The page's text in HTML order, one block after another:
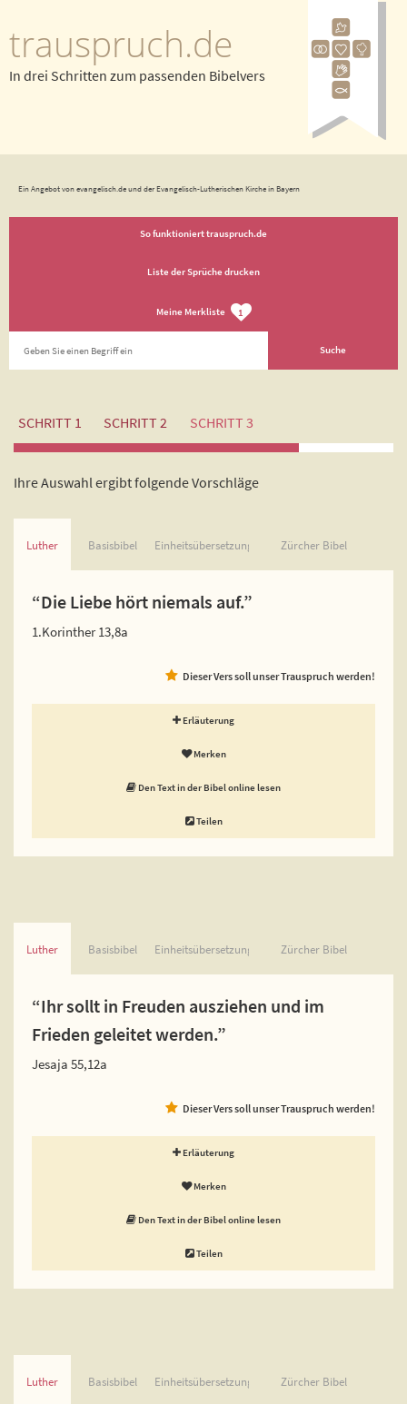
trauspruch.de
In drei Schritten zum passenden Bibelvers
Ein Angebot von evangelisch.de und der Evangelisch-Lutherischen Kirche in Bayern
So funktioniert trauspruch.de
Liste der Sprüche drucken
Meine Merkliste 1
SCHRITT 1 SCHRITT 2 SCHRITT 3
Ihre Auswahl ergibt folgende Vorschläge
Luther Basisbibel Einheitsübersetzung Zürcher Bibel
“Die Liebe hört niemals auf.”
1.Korinther 13,8a
Dieser Vers soll unser Trauspruch werden!
Erläuterung
Merken
Den Text in der Bibel online lesen
Teilen
Luther Basisbibel Einheitsübersetzung Zürcher Bibel
“Ihr sollt in Freuden ausziehen und im
Frieden geleitet werden.”
Jesaja 55,12a
Dieser Vers soll unser Trauspruch werden!
Erläuterung
Merken
Den Text in der Bibel online lesen
Teilen
Luther Basisbibel Einheitsübersetzung Zürcher Bibel